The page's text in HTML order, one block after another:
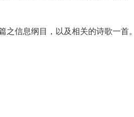
信息纲目，以及相关的诗歌一首。